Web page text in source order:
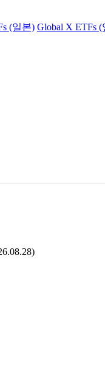
(일본) Global X ETFs (